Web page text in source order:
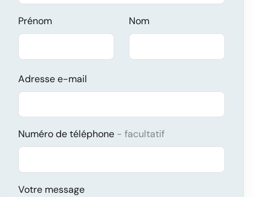
Prénom Nom
Adresse e-mail
Numéro de téléphone facultatif
Votre message